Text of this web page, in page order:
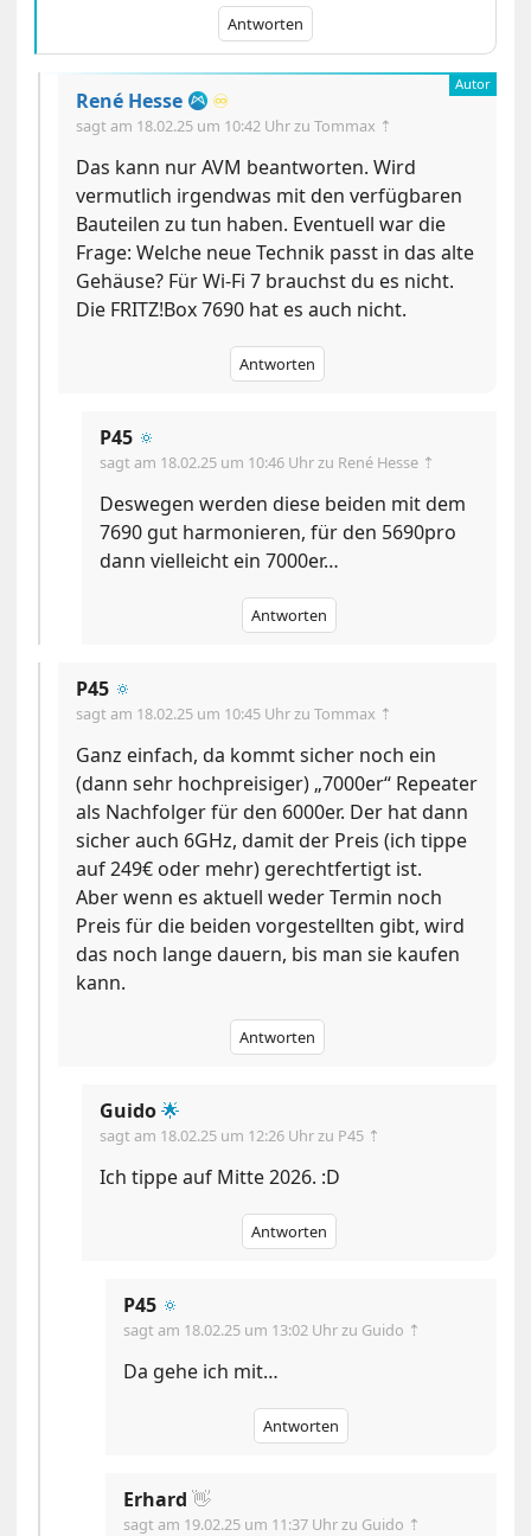
Antworten
René Hesse ♾️
sagt am 18.02.25 um 10:42 Uhrzu Tommax ⇡
Das kann nur AVM beantworten. Wird
vermutlich irgendwas mit den verfügbaren
Bauteilen zu tun haben. Eventuell war die
Frage: Welche neue Technik passt in das alte
Gehäuse? Für Wi-Fi 7 brauchst du es nicht.
Die FRITZ!Box 7690 hat es auch nicht.
Antworten
P45 🔅
sagt am 18.02.25 um 10:46 Uhrzu René Hesse ⇡
Deswegen werden diese beiden mit dem
7690 gut harmonieren, für den 5690pro
dann vielleicht ein 7000er…
Antworten
P45 🔅
sagt am 18.02.25 um 10:45 Uhrzu Tommax ⇡
Ganz einfach, da kommt sicher noch ein
(dann sehr hochpreisiger) „7000er“ Repeater
als Nachfolger für den 6000er. Der hat dann
sicher auch 6GHz, damit der Preis (ich tippe
auf 249€ oder mehr) gerechtfertigt ist.
Aber wenn es aktuell weder Termin noch
Preis für die beiden vorgestellten gibt, wird
das noch lange dauern, bis man sie kaufen
kann.
Antworten
Guido🌟
sagt am 18.02.25 um 12:26 Uhrzu P45 ⇡
Ich tippe auf Mitte 2026. :D
Antworten
P45 🔅
sagt am 18.02.25 um 13:02 Uhrzu Guido ⇡
Da gehe ich mit…
Antworten
Erhard 👋
sagt am 19.02.25 um 11:37 Uhrzu Guido ⇡